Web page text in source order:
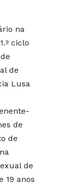
na
ciclo
de
Lusa
de
de
de
19 anos